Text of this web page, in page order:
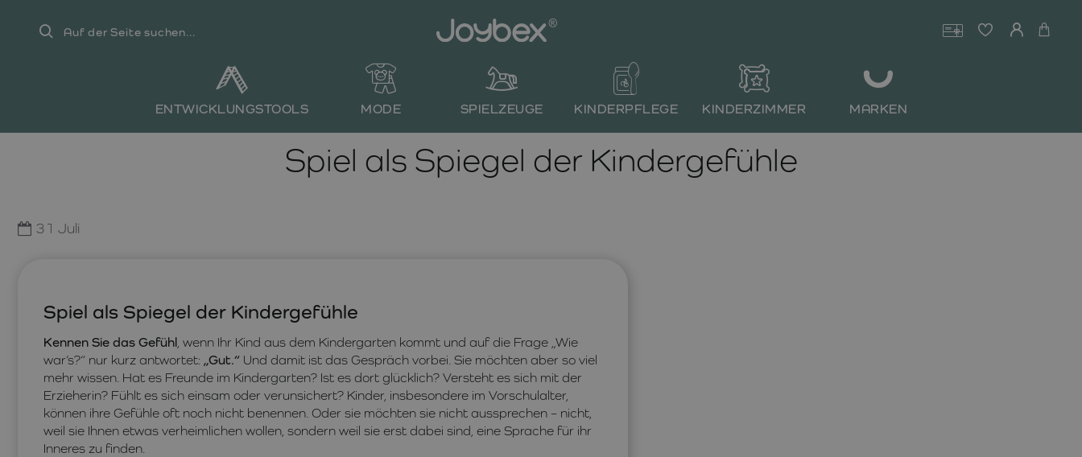
Auf
ENTWICKLUNGSTOOLS MODE SPIELZEUGE KINDERPFLEGE KINDERZIMMER MARKEN
Spiel als Spiegel der Kindergefühle
31 Juli
Spiel als Spiegel der Kindergefühle
Kennen Sie das Gefühl, wenn Ihr Kind aus dem Kindergarten kommt und auf die Frage „Wie
war’s?“ nur kurz antwortet: „Gut.“ Und damit ist das Gespräch vorbei. Sie möchten aber so viel
mehr wissen. Hat es Freunde im Kindergarten? Ist es dort glücklich? Versteht es sich mit der
Erzieherin? Fühlt es sich einsam oder verunsichert? Kinder, insbesondere im Vorschulalter,
können ihre Gefühle oft noch nicht benennen. Oder sie möchten sie nicht aussprechen – nicht,
weil sie Ihnen etwas verheimlichen wollen, sondern weil sie erst dabei sind, eine Sprache für ihr
Inneres zu finden.